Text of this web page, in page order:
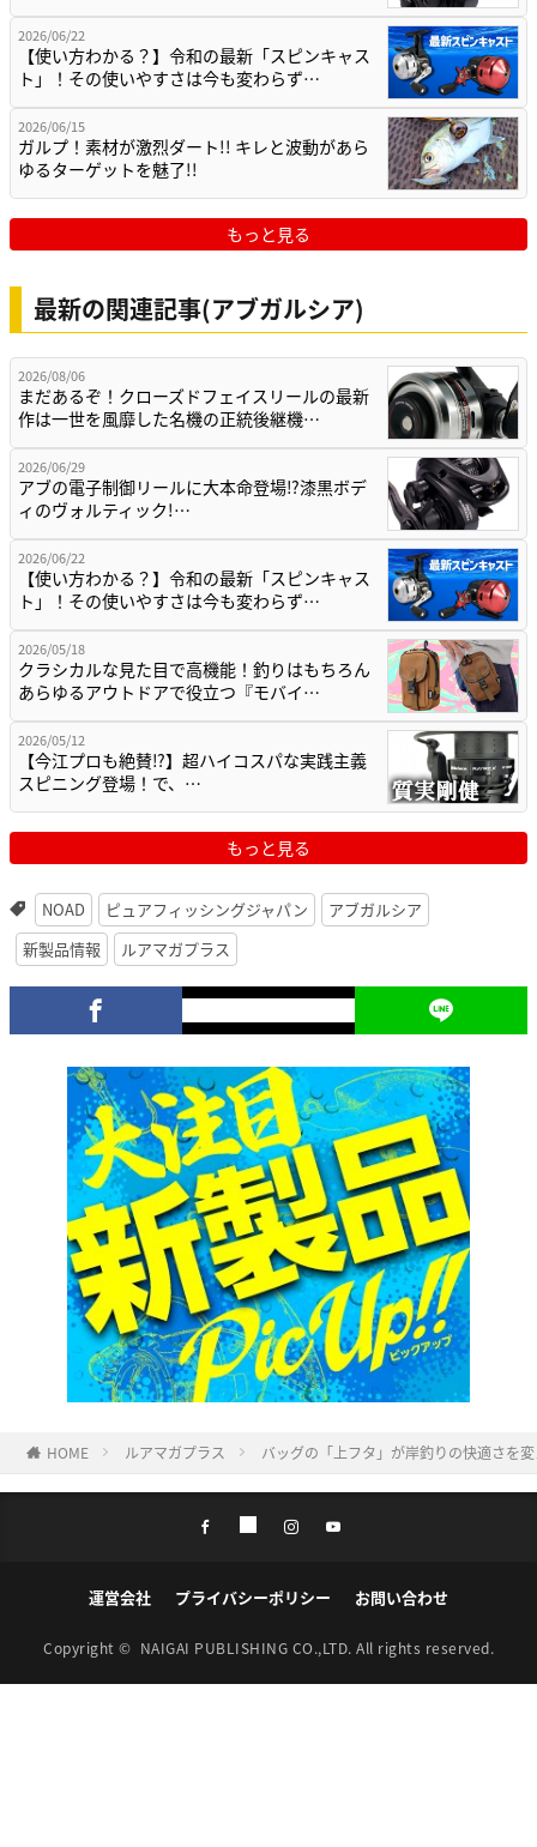
2026/06/22
【使い方わかる？】令和の最新「スピンキャス
ト」！その使いやすさは今も変わらず…
2026/06/15
ガルプ！素材が激烈ダート!! キレと波動があら
ゆるターゲットを魅了!!
もっと見る
最新の関連記事(アブガルシア)
2026/08/06
まだあるぞ！クローズドフェイスリールの最新
作は一世を風靡した名機の正統後継機…
2026/06/29
アブの電子制御リールに大本命登場⁉漆黒ボデ
ィのヴォルティック!…
2026/06/22
【使い方わかる？】令和の最新「スピンキャス
ト」！その使いやすさは今も変わらず…
2026/05/18
クラシカルな見た目で高機能！釣りはもちろん
あらゆるアウトドアで役立つ『モバイ…
2026/05/12
【今江プロも絶賛⁉】超ハイコスパな実践主義
スピニング登場！で、…
もっと見る
NOAD ピュアフィッシングジャパン
アブガルシア
新製品情報
ルアマガプラス
HOME ルアマガプラス バッグの「上フタ」が岸釣りの快適さを
運営会社 プライバシーポリシー お問い合わせ
Copyright © NAIGAI PUBLISHING CO.,LTD. All rights reserved.